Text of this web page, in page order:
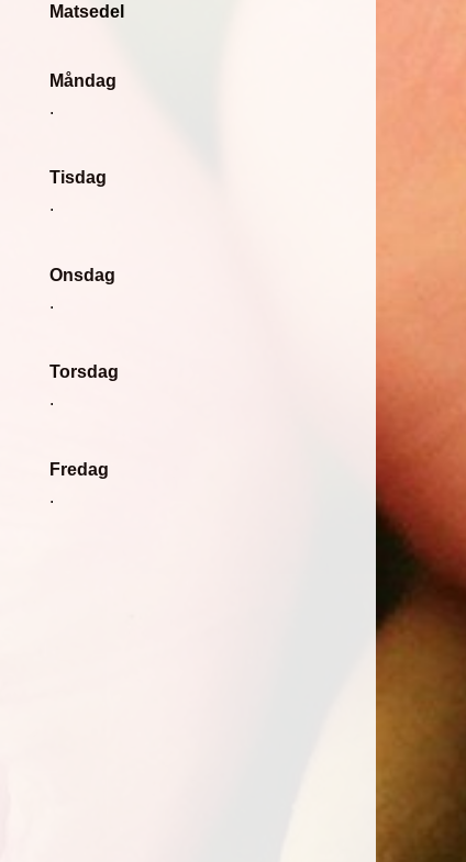
Matsedel
Måndag
.
Tisdag
.
Onsdag
.
Torsdag
.
Fredag
.